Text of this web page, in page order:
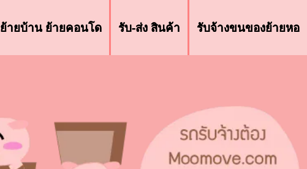
ย้ายบ้าน ย้ายคอนโด รับ-ส่ง สินค้า รับจ้างขนของย้ายหอ